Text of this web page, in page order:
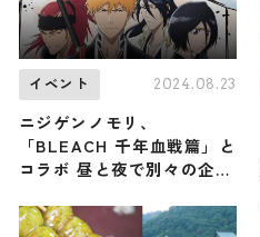
イベント 2024.08.23
ニジゲンノモリ、
「BLEACH 千年血戦篇」と
コラボ 昼と夜で別々の企画